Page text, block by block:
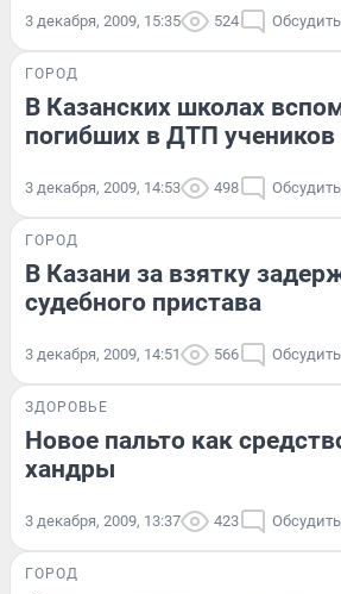
3 декабря, 2009, 15:35 524 Обсудить
ГОРОД
В Казанских школах
погибших в ДТП учеников
3 декабря, 2009, 14:53 498 Обсудить
ГОРОД
В Казани за взятку
судебного пристава
3 декабря, 2009, 14:51 566 Обсудить
ЗДОРОВЬЕ
Новое пальто как
хандры
3 декабря, 2009, 13:37 423 Обсудить
ГОРОД